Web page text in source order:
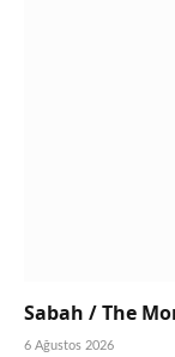
Sabah / The
6 Ağustos 2026